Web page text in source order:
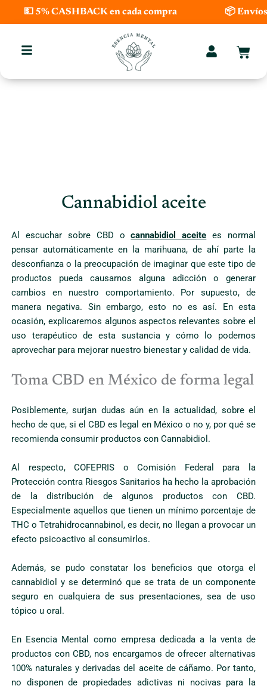
💵 5% CASHBACK en cada compra 📦
Cannabidiol aceite
Al escuchar sobre CBD ocannabidiol aceite es normal
pensar automáticamente en la marihuana, de ahí parte la
desconfianza o la preocupación de imaginar que este tipo de
productos pueda causarnos alguna adicción o generar
cambios en nuestro comportamiento. Por supuesto, de
manera negativa. Sin embargo, esto no es así. En esta
ocasión, explicaremos algunos aspectos relevantes sobre el
uso terapéutico de esta sustancia y cómo lo podemos
aprovechar para mejorar nuestro bienestar y calidad de vida.
Toma CBD en México de forma legal
Posiblemente, surjan dudas aún en la actualidad, sobre el
hecho de que, si el CBD es legal en México o no y, por qué se
recomienda consumir productos con Cannabidiol.
Al respecto, COFEPRIS o Comisión Federal para la
Protección contra Riesgos Sanitarios ha hecho la aprobación
de la distribución de algunos productos con CBD.
Especialmente aquellos que tienen un mínimo porcentaje de
THC o Tetrahidrocannabinol, es decir, no llegan a provocar un
efecto psicoactivo al consumirlos.
Además, se pudo constatar los beneficios que otorga el
cannabidiol y se determinó que se trata de un componente
seguro en cualquiera de sus presentaciones, sea de uso
tópico u oral.
En Esencia Mental como empresa dedicada a la venta de
productos con CBD, nos encargamos de ofrecer alternativas
100% naturales y derivadas del aceite de cáñamo. Por tanto,
no disponen de propiedades adictivas ni nocivas para la